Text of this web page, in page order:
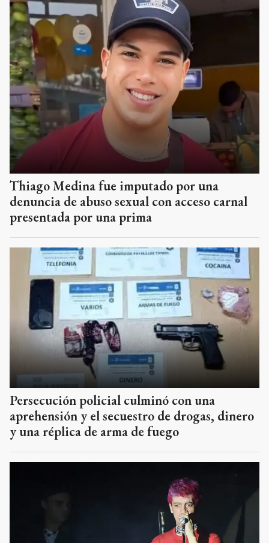
Thiago Medina fue imputado por una
denuncia de abuso sexual con acceso carnal
presentada por una prima
Persecución policial culminó con una
aprehensión y el secuestro de drogas, dinero
y una réplica de arma de fuego